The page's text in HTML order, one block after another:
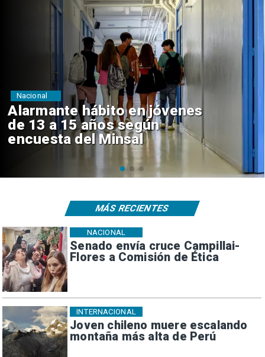
Aprueban creación del Parque
Sebastián Piñera con inversión
de $4 mil millones
Regiones
Senado envía cruce Campillai-
Flores a Comisión de Ética
NACIONAL
Joven chileno muere escalando
montaña más alta de Perú
INTERNACIONAL
MÁS RECIENTES